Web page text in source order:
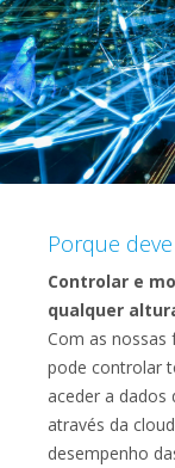
Porque
Controlar e
qualquer
Com as
pode controlar
aceder a
através da
desempenho